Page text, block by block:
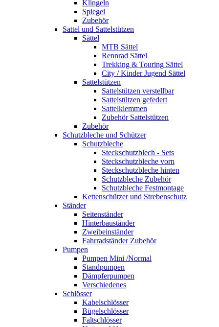
Klingeln
Spiegel
Zubehör
Sattel und Sattelstützen
Sättel
MTB Sättel
Rennrad Sättel
Trekking & Touring Sättel
City / Kinder Jugend Sättel
Sattelstützen
Sattelstützen verstellbar
Sattelstützen gefedert
Sattelklemmen
Zubehör Sattelstützen
Zubehör
Schutzbleche und Schützer
Schutzbleche
Steckschutzblech - Sets
Steckschutzbleche vorn
Steckschutzbleche hinten
Schutzbleche Zubehör
Schutzbleche Festmontage
Kettenschützer und Strebenschutz
Ständer
Seitenständer
Hinterbauständer
Zweibeinständer
Fahrradständer Zubehör
Pumpen
Pumpen Mini /Normal
Standpumpen
Dämpferpumpen
Verschiedenes
Schlösser
Kabelschlösser
Bügelschlösser
Faltschlösser